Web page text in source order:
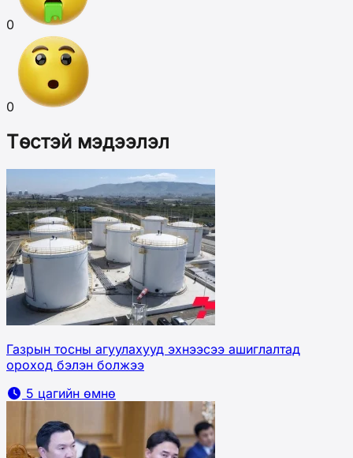
0
0
Төстэй мэдээлэл
Газрын тосны агуулахууд эхнээсээ ашиглалтад
ороход бэлэн болжээ
5 цагийн өмнө